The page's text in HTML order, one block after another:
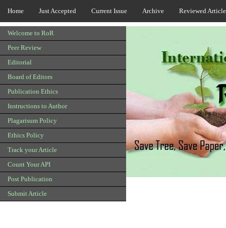
Home Just Accepted Current Issue Archive Reviewed
Welcome to RoR
Peer Review
Editorial
Board of Editors
Publication Ethics
Instructions to Author
Plagarisum Policy
Ethics Policy
Track your Article
Count Your API
Post Publication
Submit Article